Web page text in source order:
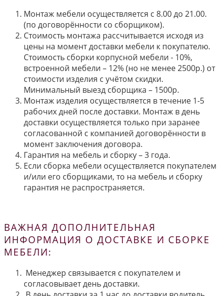
Монтаж мебели осуществляется с 8.00 до 21.00.
(по договорённости со сборщиком).
Стоимость монтажа рассчитывается исходя из
цены на момент доставки мебели к покупателю.
Стоимость сборки корпусной мебели - 10%,
встроенной мебели – 12% (но не менее 2500р.) от
стоимости изделия с учётом скидки.
Минимальный выезд сборщика – 1500р.
Монтаж изделия осуществляется в течение 1-5
рабочих дней после доставки. Монтаж в день
доставки осуществляется только при заранее
согласованной с компанией договорённости в
момент заключения договора.
Гарантия на мебель и сборку – 3 года.
Если сборка мебели осуществляется покупателем
и/или его сборщиками, то на мебель и сборку
гарантия не распространяется.
ВАЖНАЯ ДОПОЛНИТЕЛЬНАЯ
ИНФОРМАЦИЯ О ДОСТАВКЕ И СБОРКЕ
МЕБЕЛИ:
Менеджер связывается с покупателем и
согласовывает день доставки.